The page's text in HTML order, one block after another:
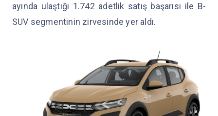
ayında ulaştığı 1.742 adetlik satış başarısı ile B-
SUV segmentinin zirvesinde yer aldı.